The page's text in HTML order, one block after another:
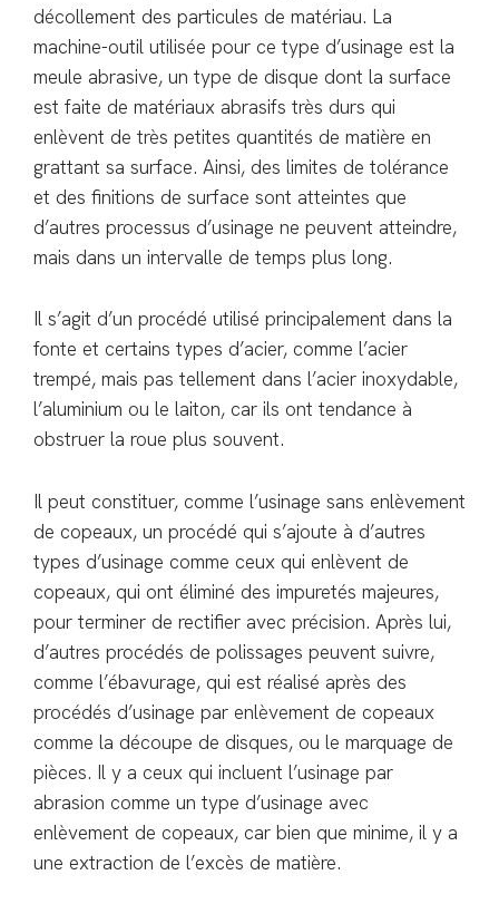
décollement des particules de matériau. La
machine-outil utilisée pour ce type d’usinage est la
meule abrasive, un type de disque dont la surface
est faite de matériaux abrasifs très durs qui
enlèvent de très petites quantités de matière en
grattant sa surface. Ainsi, des limites de tolérance
et des finitions de surface sont atteintes que
d’autres processus d’usinage ne peuvent atteindre,
mais dans un intervalle de temps plus long.
Il s’agit d’un procédé utilisé principalement dans la
fonte et certains types d’acier, comme l’acier
trempé, mais pas tellement dans l’acier inoxydable,
l’aluminium ou le laiton, car ils ont tendance à
obstruer la roue plus souvent.
Il peut constituer, comme l’usinage sans enlèvement
de copeaux, un procédé qui s’ajoute à d’autres
types d’usinage comme ceux qui enlèvent de
copeaux, qui ont éliminé des impuretés majeures,
pour terminer de rectifier avec précision. Après lui,
d’autres procédés de polissages peuvent suivre,
comme l’ébavurage, qui est réalisé après des
procédés d’usinage par enlèvement de copeaux
comme la découpe de disques, ou le marquage de
pièces. Il y a ceux qui incluent l’usinage par
abrasion comme un type d’usinage avec
enlèvement de copeaux, car bien que minime, il y a
une extraction de l’excès de matière.